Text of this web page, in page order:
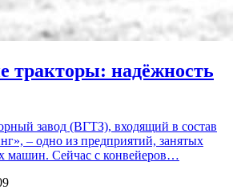
тракторы: надёжность
завод (ВГТЗ), входящий в состав
– одно из предприятий, занятых
машин. Сейчас с конвейеров…